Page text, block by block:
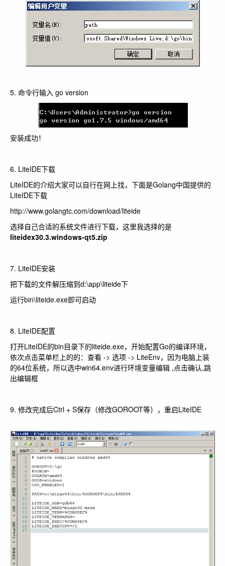
5. 命令行输入 go version
安装成功！
6. LiteIDE下载
LiteIDE的介绍大家可以自行在网上找，下面是Golang中国提供的
LiteIDE下载
http://www.golangtc.com/download/liteide
选择自己合适的系统文件进行下载，这里我选择的是
liteidex30.3.windows-qt5.zip
7. LiteIDE安装
把下载的文件解压缩到d:\app\liteide下
运行bin\liteide.exe即可启动
8. LiteIDE配置
打开LiteIDE的bin目录下的liteide.exe，开始配置Go的编译环境，
依次点击菜单栏上的的：查看 -> 选项 -> LiteEnv，因为电脑上装
的64位系统，所以选中win64.env进行环境变量编辑 ,点击确认,跳
出编辑框
9. 修改完成后Ctrl + S保存（修改GOROOT等），重启LiteIDE